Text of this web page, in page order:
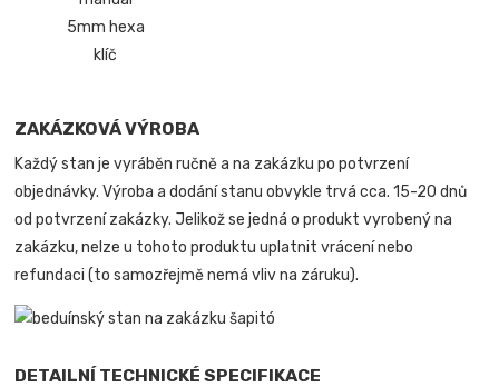
5mm hexa
klíč
ZAKÁZKOVÁ VÝROBA
Každý stan je vyráběn ručně a na zakázku po potvrzení
objednávky. Výroba a dodání stanu obvykle trvá cca. 15-20 dnů
od potvrzení zakázky. Jelikož se jedná o produkt vyrobený na
zakázku, nelze u tohoto produktu uplatnit vrácení nebo
refundaci (to samozřejmě nemá vliv na záruku).
DETAILNÍ TECHNICKÉ SPECIFIKACE